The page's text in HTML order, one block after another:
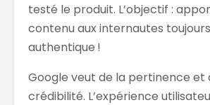
testé le produit. L’objectif :
contenu aux internautes
authentique !
Google veut de la pertinence et
crédibilité. L’expérience